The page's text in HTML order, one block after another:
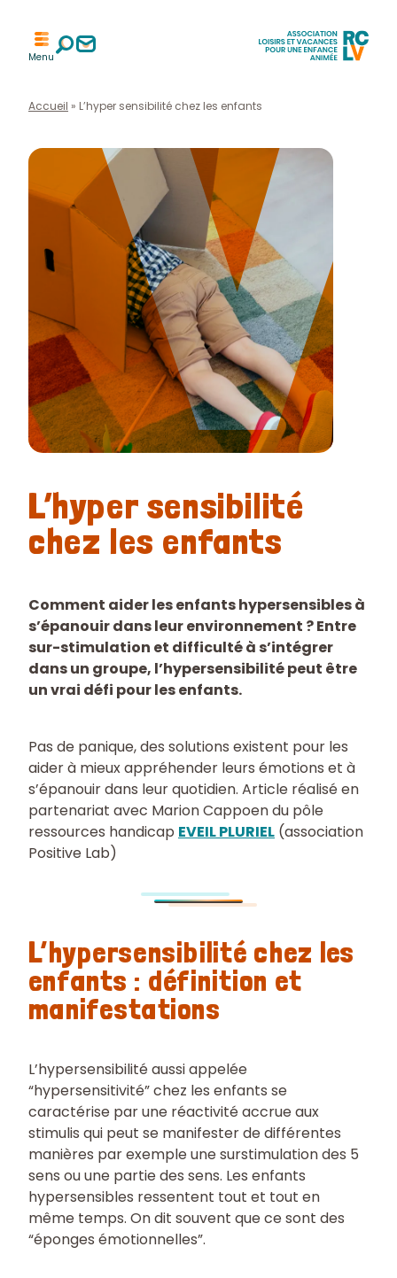
Menu
Aller
à
contact
Aller
Accueil » L’hyper sensibilité chez les enfants
L’hyper sensibilité
chez les enfants
Comment aider les enfants hypersensibles à
s’épanouir dans leur environnement ? Entre
sur-stimulation et difficulté à s’intégrer
dans un groupe, l’hypersensibilité peut être
un vrai défi pour les enfants.
Pas de panique, des solutions existent pour les
aider à mieux appréhender leurs émotions et à
s’épanouir dans leur quotidien. Article réalisé en
partenariat avec Marion Cappoen du pôle
ressources handicap EVEIL PLURIEL (association
Positive Lab)
L’hypersensibilité chez les
enfants : définition et
manifestations
L’hypersensibilité aussi appelée
“hypersensitivité” chez les enfants se
caractérise par une réactivité accrue aux
stimulis qui peut se manifester de différentes
manières par exemple une surstimulation des 5
sens ou une partie des sens. Les enfants
hypersensibles ressentent tout et tout en
même temps. On dit souvent que ce sont des
“éponges émotionnelles”.